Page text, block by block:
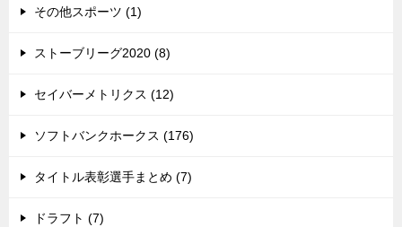
その他スポーツ (1)
ストーブリーグ2020 (8)
セイバーメトリクス (12)
ソフトバンクホークス (176)
タイトル表彰選手まとめ (7)
ドラフト (7)